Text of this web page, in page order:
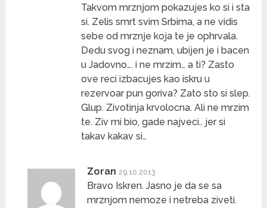
Takvom mrznjom pokazujes ko si i sta
si. Zelis smrt svim Srbima, a ne vidis
sebe od mrznje koja te je ophrvala.
Dedu svog i neznam, ubijen je i bacen
u Jadovno…. i ne mrzim… a ti? Zasto
ove reci izbacujes kao iskru u
rezervoar pun goriva? Zato sto si slep.
Glup. Zivotinja krvolocna. Ali ne mrzim
te. Ziv mi bio, gade najveci.. jer si
takav kakav si…
Zoran 29.10.2013
Bravo Iskren. Jasno je da se sa
mrznjom nemoze i netreba ziveti.